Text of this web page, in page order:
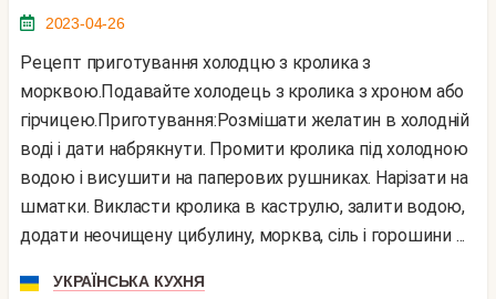
2023-04-26
Рецепт приготування холодцю з кролика з
морквою.Подавайте холодець з кролика з хроном або
гірчицею.Приготування:Розмішати желатин в холодній
воді і дати набрякнути. Промити кролика під холодною
водою і висушити на паперових рушниках. Нарізати на
шматки. Викласти кролика в каструлю, залити водою,
додати неочищену цибулину, морква, сіль і горошини ...
УКРАЇНСЬКА КУХНЯ